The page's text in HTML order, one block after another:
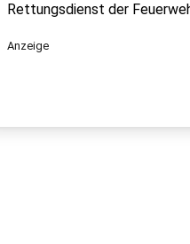
Rettungsdienst der
Anzeige